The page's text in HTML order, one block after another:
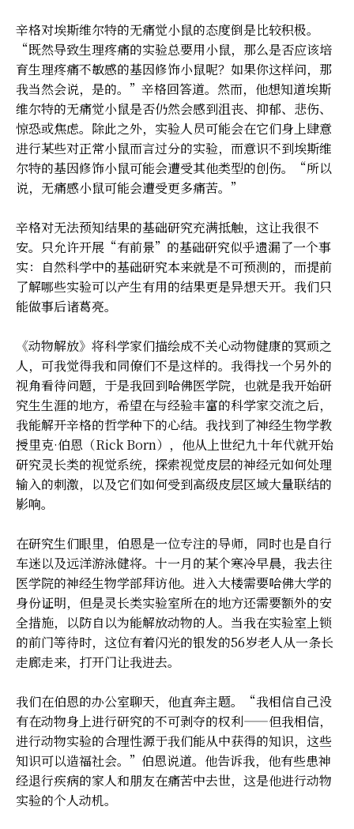
辛格对埃斯维尔特的无痛觉小鼠的态度倒是比较积极。
“既然导致生理疼痛的实验总要用小鼠，那么是否应该培
育生理疼痛不敏感的基因修饰小鼠呢？如果你这样问，那
我当然会说，是的。”辛格回答道。然而，他想知道埃斯
维尔特的无痛觉小鼠是否仍然会感到沮丧、抑郁、悲伤、
惊恐或焦虑。除此之外，实验人员可能会在它们身上肆意
进行某些对正常小鼠而言过分的实验，而意识不到埃斯维
尔特的基因修饰小鼠可能会遭受其他类型的创伤。“所以
说，无痛感小鼠可能会遭受更多痛苦。”
辛格对无法预知结果的基础研究充满抵触，这让我很不
安。只允许开展“有前景”的基础研究似乎遗漏了一个事
实：自然科学中的基础研究本来就是不可预测的，而提前
了解哪些实验可以产生有用的结果更是异想天开。我们只
能做事后诸葛亮。
《动物解放》将科学家们描绘成不关心动物健康的冥顽之
人，可我觉得我和同僚们不是这样的。我得找一个另外的
视角看待问题，于是我回到哈佛医学院，也就是我开始研
究生生涯的地方，希望在与经验丰富的科学家交流之后，
我能解开辛格的哲学种下的心结。我找到了神经生物学教
授里克·伯恩（Rick Born），他从上世纪九十年代就开始
研究灵长类的视觉系统，探索视觉皮层的神经元如何处理
输入的刺激，以及它们如何受到高级皮层区域大量联结的
影响。
在研究生们眼里，伯恩是一位专注的导师，同时也是自行
车迷以及远洋游泳健将。十一月的某个寒冷早晨，我去往
医学院的神经生物学部拜访他。进入大楼需要哈佛大学的
身份证明，但是灵长类实验室所在的地方还需要额外的安
全措施，以防自以为能解放动物的人。当我在实验室上锁
的前门等待时，这位有着闪光的银发的56岁老人从一条长
走廊走来，打开门让我进去。
我们在伯恩的办公室聊天，他直奔主题。“我相信自己没
有在动物身上进行研究的不可剥夺的权利——但我相信，
进行动物实验的合理性源于我们能从中获得的知识，这些
知识可以造福社会。”伯恩说道。他告诉我，他有些患神
经退行疾病的家人和朋友在痛苦中去世，这是他进行动物
实验的个人动机。